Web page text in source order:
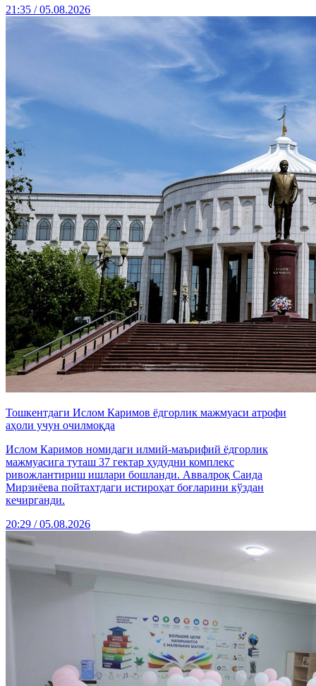
21:35 / 05.08.2026
Тошкентдаги Ислом Каримов ёдгорлик мажмуаси атрофи
аҳоли учун очилмоқда
Ислом Каримов номидаги илмий-маърифий ёдгорлик
мажмуасига туташ 37 гектар ҳудудни комплекс
ривожлантириш ишлари бошланди. Аввалроқ Саида
Мирзиёева пойтахтдаги истироҳат боғларини кўздан
кечирганди.
20:29 / 05.08.2026